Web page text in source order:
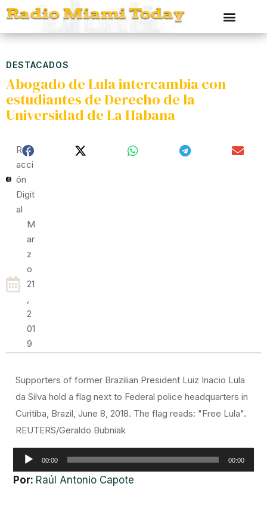
DESTACADOS
Abogado de Lula intercambia con
estudiantes de Derecho de la
Universidad de La Habana
Red
Acci
Ón
Digit
Al
M
Ar
Z
O
21
,
2
01
9
Supporters of former Brazilian President Luiz Inacio Lula
da Silva hold a flag next to Federal police headquarters in
Curitiba, Brazil, June 8, 2018. The flag reads: "Free Lula".
REUTERS/Geraldo Bubniak
Reproductor
de
00:00 00:00
Por: Raúl Antonio Capote